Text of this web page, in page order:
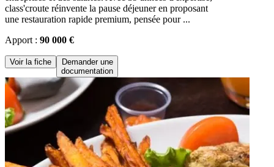
class'croute réinvente la pause déjeuner en proposant
une restauration rapide premium, pensée pour ...
Apport : 90 000 €
Voir la fiche
Demander une
documentation